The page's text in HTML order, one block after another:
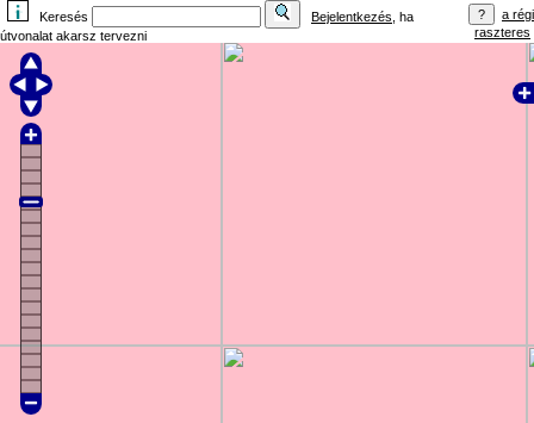
Keresés Bejelentkezés , ha
útvonalat akarsz tervezni
a régi
raszteres